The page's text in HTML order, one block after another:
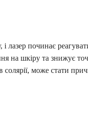
лазер починає
на шкіру та знижує
солярії, може стати